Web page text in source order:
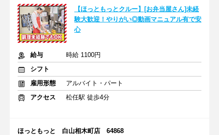
【ほっともっとクルー】[お弁当屋さん]未経
験大歓迎！やりがい◎動画マニュアル有で安
心
給与
時給 1100円
シフト
雇用形態
アルバイト・パート
アクセス
松任駅 徒歩4分
ほっともっと 白山相木町店 64868